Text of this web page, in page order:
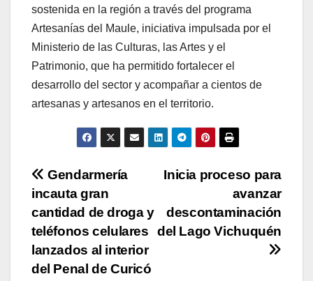
sostenida en la región a través del programa
Artesanías del Maule, iniciativa impulsada por el
Ministerio de las Culturas, las Artes y el
Patrimonio, que ha permitido fortalecer el
desarrollo del sector y acompañar a cientos de
artesanas y artesanos en el territorio.
Navegación
de
entradas
Inicia proceso para
avanzar
descontaminación
del Lago Vichuquén
Gendarmería
incauta gran
cantidad de droga y
teléfonos celulares
lanzados al interior
del Penal de Curicó